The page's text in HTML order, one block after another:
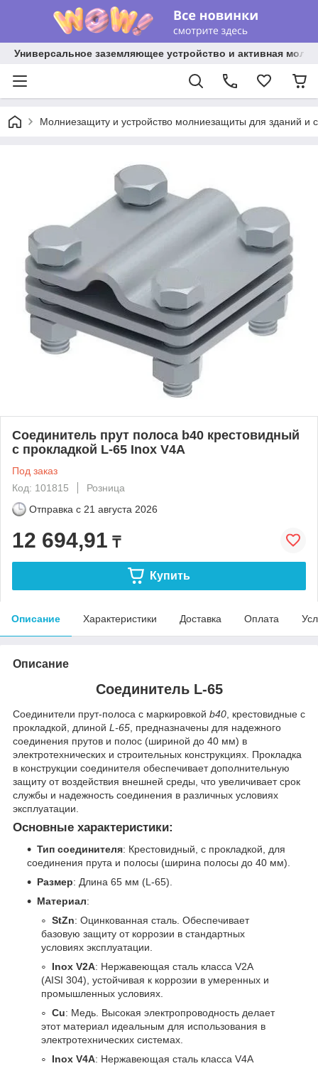
Универсальное заземляющее устройство и активная
Молниезащиту и устройство молниезащиты для зданий и
Соединитель прут полоса b40 крестовидный
с прокладкой L-65 Inox V4A
Под заказ
Код: 101815
Розница
Отправка с 21 августа 2026
12 694,91 ₸
Купить
Описание Характеристики Доставка Оплата
Описание
Соединитель L-65
Соединители прут-полоса с маркировкой b40, крестовидные с
прокладкой, длиной L-65, предназначены для надежного
соединения прутов и полос (шириной до 40 мм) в
электротехнических и строительных конструкциях. Прокладка
в конструкции соединителя обеспечивает дополнительную
защиту от воздействия внешней среды, что увеличивает срок
службы и надежность соединения в различных условиях
эксплуатации.
Основные характеристики:
Тип соединителя: Крестовидный, с прокладкой, для
соединения прута и полосы (ширина полосы до 40 мм).
Размер: Длина 65 мм (L-65).
Материал:
StZn: Оцинкованная сталь. Обеспечивает
базовую защиту от коррозии в стандартных
условиях эксплуатации.
Inox V2A: Нержавеющая сталь класса V2A
(AISI 304), устойчивая к коррозии в умеренных и
промышленных условиях.
Cu: Медь. Высокая электропроводность делает
этот материал идеальным для использования в
электротехнических системах.
Inox V4A: Нержавеющая сталь класса V4A